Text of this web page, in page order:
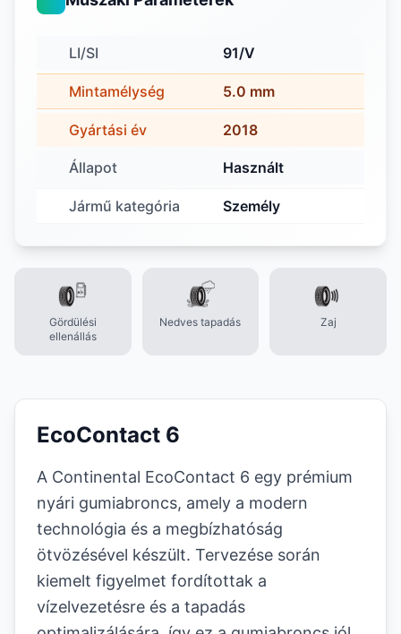
LI/SI 91/V
Mintamélység 5.0 mm
Gyártási év 2018
Állapot Használt
Jármű kategória Személy
Gördülési
ellenállás
Nedves tapadás Zaj
EcoContact 6
A Continental EcoContact 6 egy prémium
nyári gumiabroncs, amely a modern
technológia és a megbízhatóság
ötvözésével készült. Tervezése során
kiemelt figyelmet fordítottak a
vízelvezetésre és a tapadás